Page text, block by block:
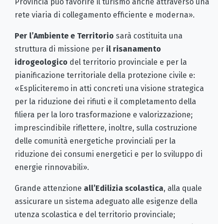
rete viaria di collegamento efficiente e moderna».
Per l’Ambiente e Territorio sarà costituita una
struttura di missione per il risanamento
idrogeologico del territorio provinciale e per la
pianificazione territoriale della protezione civile e:
«Espliciteremo in atti concreti una visione strategica
per la riduzione dei rifiuti e il completamento della
filiera per la loro trasformazione e valorizzazione;
imprescindibile riflettere, inoltre, sulla costruzione
delle comunità energetiche provinciali per la
riduzione dei consumi energetici e per lo sviluppo di
energie rinnovabili».
Grande attenzione all’Edilizia scolastica, alla quale
assicurare un sistema adeguato alle esigenze della
utenza scolastica e del territorio provinciale;